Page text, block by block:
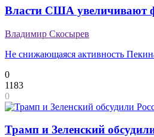
Власти США увеличивают
Владимир Скосырев
Не снижающаяся активность
0
1183
0
Трамп и Зеленский